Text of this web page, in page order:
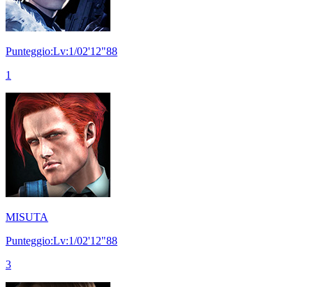
Punteggio:Lv:1/02'12"88
1
MISUTA
Punteggio:Lv:1/02'12"88
3